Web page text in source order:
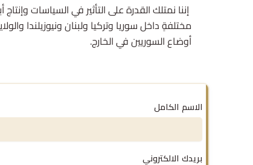
إننا نمتلك القدرة على التأثير في السياسات
مختلفةٍ داخل سوريا وتركيا ولبنان ونيوزيلندا
أوضاع السوريين في الخارج.
الاسم الكامل
بريدك الالكتروني